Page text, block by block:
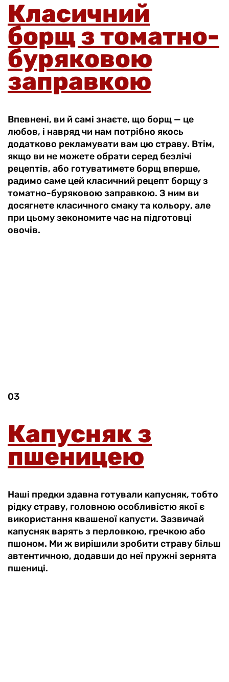
Класичний
борщ з томатно-
буряковою
заправкою
Впевнені, ви й самі знаєте, що борщ — це
любов, і навряд чи нам потрібно якось
додатково рекламувати вам цю страву. Втім,
якщо ви не можете обрати серед безлічі
рецептів, або готуватимете борщ вперше,
радимо саме цей класичний рецепт борщу з
томатно-буряковою заправкою. З ним ви
досягнете класичного смаку та кольору, але
при цьому зекономите час на підготовці
овочів.
03
Капусняк з
пшеницею
Наші предки здавна готували капусняк, тобто
рідку страву, головною особливістю якої є
використання квашеної капусти. Зазвичай
капусняк варять з перловкою, гречкою або
пшоном. Ми ж вирішили зробити страву більш
автентичною, додавши до неї пружні зернята
пшениці.